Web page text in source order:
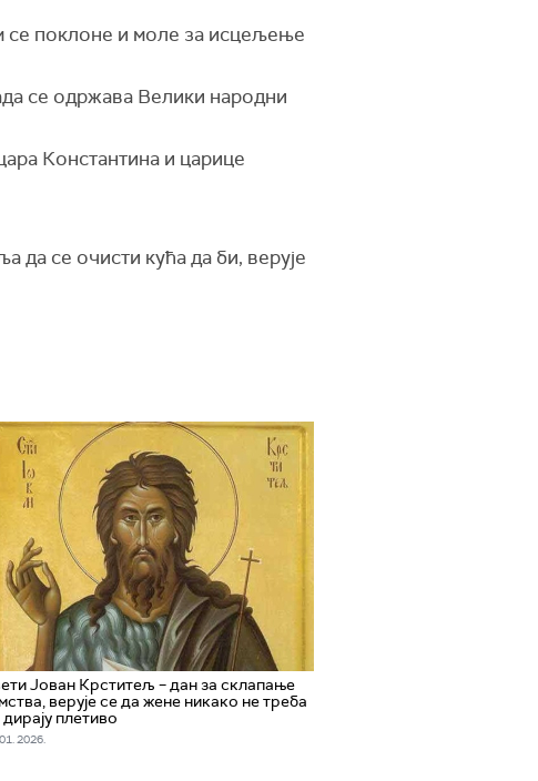
се поклоне и моле за исцељење
се одржава Велики народни
Константина и царице
да се очисти кућа да би, верује
Јован Крститељ – дан за склапање
верује се да жене никако не треба
плетиво
2026.